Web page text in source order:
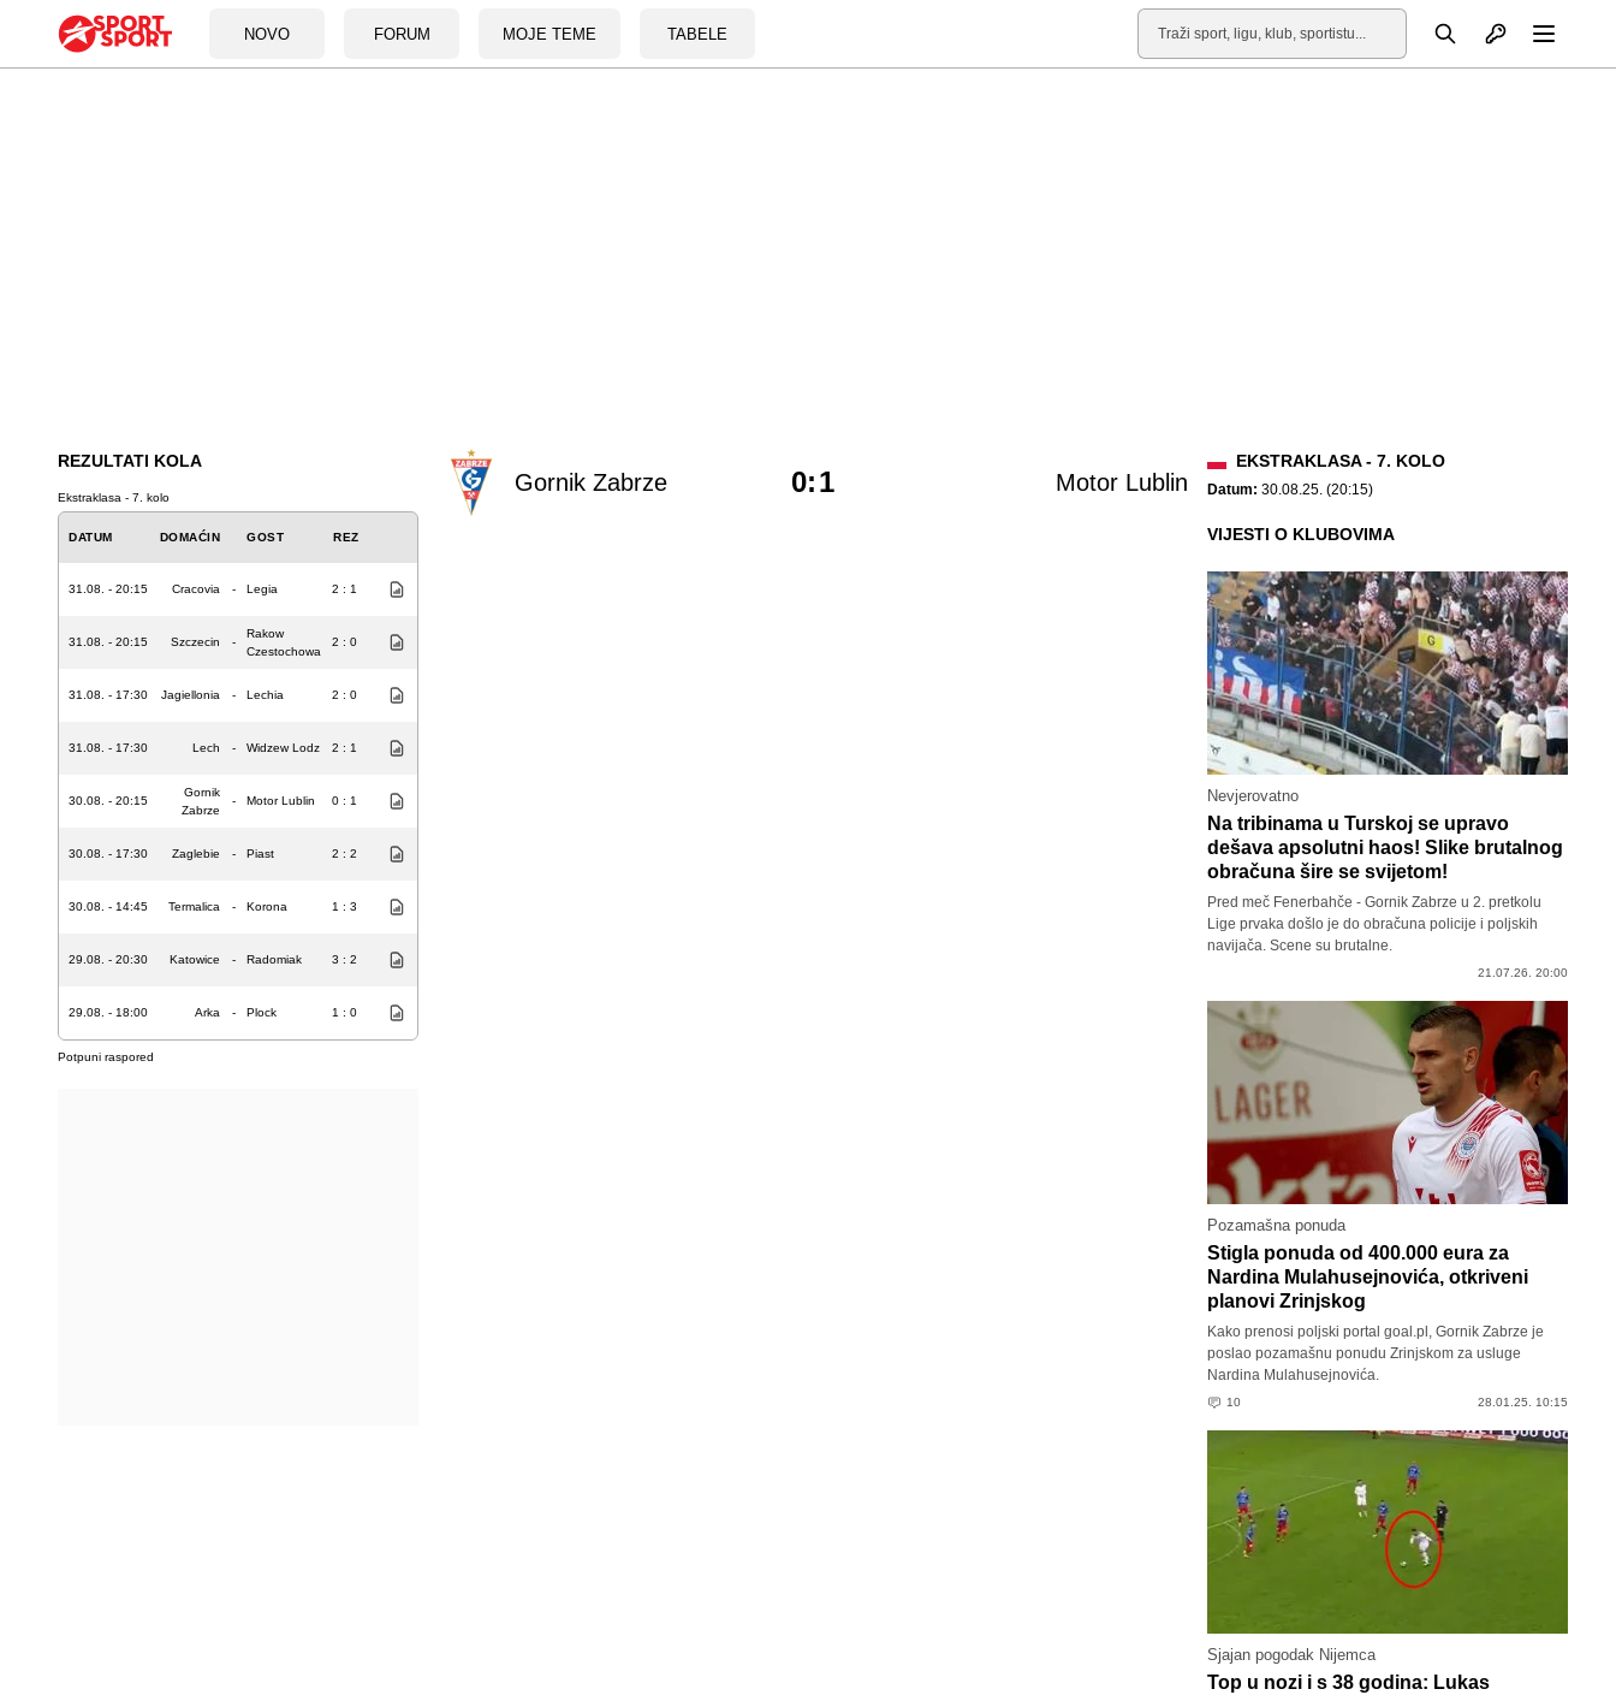
NOVO FORUM MOJE TEME TABELE
Pretraga Otvori profil
REZULTATI KOLA
Ekstraklasa - 7. kolo
DATUM DOMAĆIN GOST REZ
31.08. - 20:15 Cracovia - Legia 2 : 1
31.08. - 20:15 Szczecin -
Rakow
Czestochowa
2 : 0
31.08. - 17:30 Jagiellonia - Lechia 2 : 0
31.08. - 17:30 Lech - Widzew Lodz 2 : 1
30.08. - 20:15
Gornik
Zabrze
- Motor Lublin 0 : 1
30.08. - 17:30 Zaglebie - Piast 2 : 2
30.08. - 14:45 Termalica - Korona 1 : 3
29.08. - 20:30 Katowice - Radomiak 3 : 2
29.08. - 18:00 Arka - Plock 1 : 0
Potpuni raspored
Gornik Zabrze Motor Lublin
0:1
EKSTRAKLASA - 7. KOLO
Datum: 30.08.25. (20:15)
VIJESTI O KLUBOVIMA
Nevjerovatno
Na tribinama u Turskoj se upravo
dešava apsolutni haos! Slike brutalnog
obračuna šire se svijetom!
Pred meč Fenerbahče - Gornik Zabrze u 2. pretkolu
Lige prvaka došlo je do obračuna policije i poljskih
navijača. Scene su brutalne.
21.07.26. 20:00
Pozamašna ponuda
Stigla ponuda od 400.000 eura za
Nardina Mulahusejnovića, otkriveni
planovi Zrinjskog
Kako prenosi poljski portal goal.pl, Gornik Zabrze je
poslao pozamašnu ponudu Zrinjskom za usluge
Nardina Mulahusejnovića.
10 28.01.25. 10:15
Sjajan pogodak Nijemca
Top u nozi i s 38 godina: Lukas